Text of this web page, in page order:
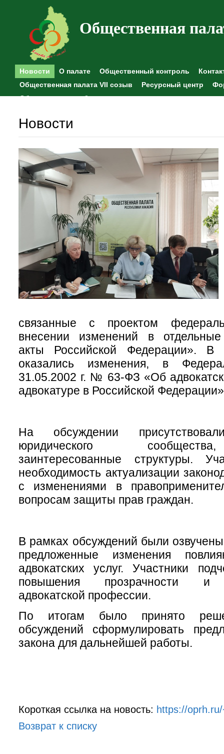
Общественная
Новости О палате Общественный контроль
Общественная палата VII созыв
Ресурсный центр
Общественные наблюдения
Новости
связанные с проектом
внесении изменений в отдельные
акты Российской Федерации». В
оказались изменения, в
31.05.2002 г. № 63-ФЗ «Об
адвокатуре в Российской
На обсуждении
юридического
заинтересованные структуры.
необходимость актуализации
с изменениями в
вопросам защиты прав граждан.
В рамках обсуждений были
предложенные изменения
адвокатских услуг. Участники
повышения прозрачности и
адвокатской профессии.
По итогам было принято
обсуждений сформулировать
закона для дальнейшей работы.
Короткая ссылка на новость: https://
Возврат к списку